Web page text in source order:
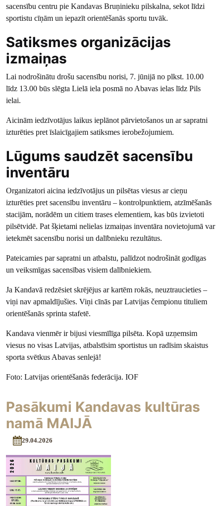
sacensību centru pie Kandavas Bruņinieku pilskalna, sekot līdzi
sportistu cīņām un iepazīt orientēšanās sportu tuvāk.
Satiksmes organizācijas
izmaiņas
Lai nodrošinātu drošu sacensību norisi, 7. jūnijā no plkst. 10.00
līdz 13.00 būs slēgta Lielā iela posmā no Abavas ielas līdz Pils
ielai.
Aicinām iedzīvotājus laikus ieplānot pārvietošanos un ar sapratni
izturēties pret īslaicīgajiem satiksmes ierobežojumiem.
Lūgums saudzēt sacensību
inventāru
Organizatori aicina iedzīvotājus un pilsētas viesus ar cieņu
izturēties pret sacensību inventāru – kontrolpunktiem, atzīmēšanās
stacijām, norādēm un citiem trases elementiem, kas būs izvietoti
pilsētvidē. Pat šķietami nelielas izmaiņas inventāra novietojumā var
ietekmēt sacensību norisi un dalībnieku rezultātus.
Pateicamies par sapratni un atbalstu, palīdzot nodrošināt godīgas
un veiksmīgas sacensības visiem dalībniekiem.
Ja Kandavā redzēsiet skrējējus ar kartēm rokās, neuztraucieties –
viņi nav apmaldījušies. Viņi cīnās par Latvijas čempionu tituliem
orientēšanās sprinta stafetē.
Kandava vienmēr ir bijusi viesmīlīga pilsēta. Kopā uzņemsim
viesus no visas Latvijas, atbalstīsim sportistus un radīsim skaistus
sporta svētkus Abavas senlejā!
Foto: Latvijas orientēšanās federācija. IOF
Pasākumi Kandavas kultūras
namā MAIJĀ
29.04.2026